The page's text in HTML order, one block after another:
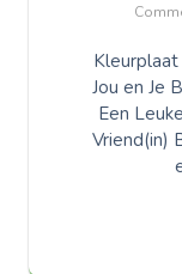
Jou en Je
Een
Vriend(in)